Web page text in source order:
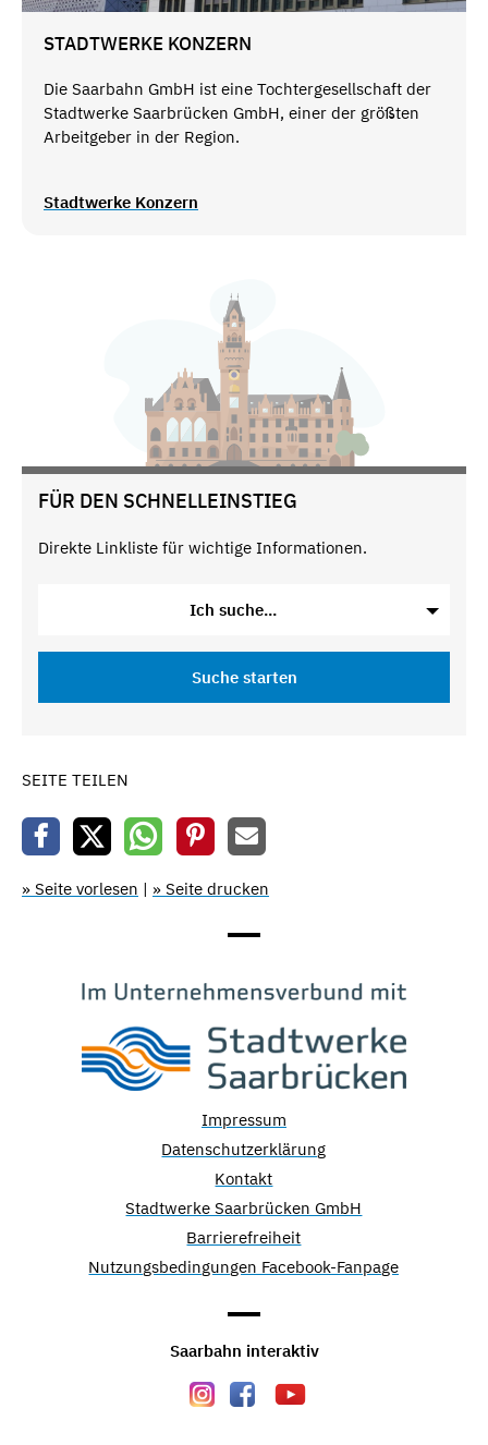
STADTWERKE KONZERN
Die Saarbahn GmbH ist eine Tochtergesellschaft der
Stadtwerke Saarbrücken GmbH, einer der größten
Arbeitgeber in der Region.
Stadtwerke Konzern
FÜR DEN SCHNELLEINSTIEG
Direkte Linkliste für wichtige Informationen.
Ich suche...
Suche starten
SEITE TEILEN
» Seite vorlesen | » Seite drucken
Impressum
Datenschutzerklärung
Kontakt
Stadtwerke Saarbrücken GmbH
Barrierefreiheit
Nutzungsbedingungen Facebook-Fanpage
Saarbahn interaktiv